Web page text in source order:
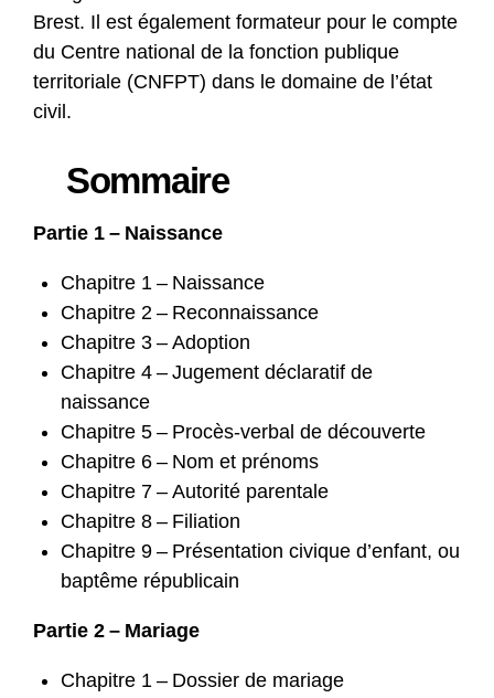
Brest. Il est également formateur pour le compte
du Centre national de la fonction publique
territoriale (CNFPT) dans le domaine de l’état
civil.
Sommaire
Partie 1 – Naissance
Chapitre 1 – Naissance
Chapitre 2 – Reconnaissance
Chapitre 3 – Adoption
Chapitre 4 – Jugement déclaratif de
naissance
Chapitre 5 – Procès-verbal de découverte
Chapitre 6 – Nom et prénoms
Chapitre 7 – Autorité parentale
Chapitre 8 – Filiation
Chapitre 9 – Présentation civique d’enfant, ou
baptême républicain
Partie 2 – Mariage
Chapitre 1 – Dossier de mariage